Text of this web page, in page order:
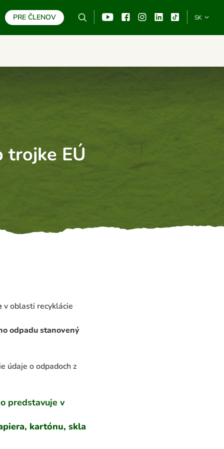
PRE ČLENOV VyhľadávanieYouTubeFacebookInstagram
Linkedin
SK
trojke EÚ
v oblasti recyklácie
odpadu stanovený
údaje o odpadoch z
predstavuje v
kartónu, skla